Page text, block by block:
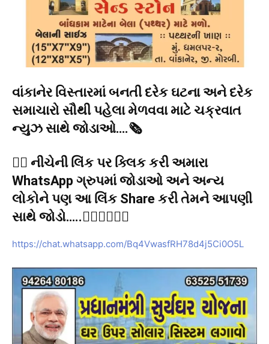
વાંકાનેર વિસ્તારમાં બનતી દરેક ઘટના અને દરેક
સમાચારો સૌથી પહેલા મેળવવા માટે ચક્રવાત
ન્યુઝ સાથે જોડાઓ….🗞️
👉🏻 નીચેની લિંક પર ક્લિક કરી અમારા
WhatsApp ગ્રુપમાં જોડાઓ અને અન્ય
લોકોને પણ આ લિંક Share કરી તેમને આપણી
સાથે જોડો…..👇🏻👇🏻👇🏻
https://chat.whatsapp.com/Bq4VwasfRH78d4j5Ci0O5L